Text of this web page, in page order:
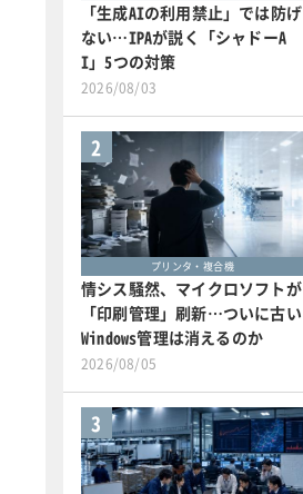
「生成AIの利用禁止」では防げ
ない…IPAが説く「シャドーA
I」5つの対策
2026/08/03
2
プリンタ・複合機
情シス騒然、マイクロソフトが
「印刷管理」刷新…ついに古い
Windows管理は消えるのか
2026/08/05
3